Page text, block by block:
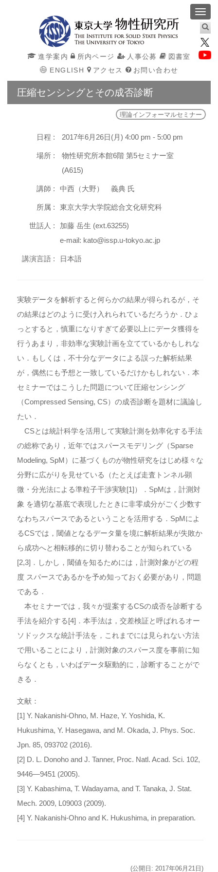
進学案内 所内ページ 人事公募
図書室
ENGLISH
アクセス お問い合わせ
圧縮センシングとその成否診断
理論インフォーマルセミナー
日程 : 2017年6月26日(月) 4:00 pm - 5:00 pm
場所 :
物性研究所本館6階 第5セミナー室
(A615)
講師 : 中西（大野） 義典 氏
所属 : 東京大学大学院総合文化研究科
世話人 :
加藤 岳生 (ext.63255)
e-mail: kato@issp.u-tokyo.ac.jp
講演言語 : 日本語
実験データを解析すると何らかの結果が得られるが，そ
の結果はどのように受け入れられているだろうか．ひょ
っとすると，慎重になりすぎて必要以上にデータ獲得を
行うあまり，非効率な実験計画を立てているかもしれな
い．もしくは，不十分なデータによる誤った解析結果
が，偶然にも予想と一致しているだけかもしれない．本
セミナーではこうした問題について圧縮センシング
（Compressed Sensing, CS）の成否診断を題材に議論し
たい．
CSとは統計科学を活用して実験計測を効率化する手法
の総称であり，近年ではスパースモデリング（Sparse
Modeling, SpM）に基づくものが物性研究をはじめ様々な
分野に広がりを見せている（たとえば走査トンネル顕
微・分光法による準粒子干渉実験[1]）．SpMは，計測対
象 を適切な基底で表現したときに非零成分がごく少数す
なわちスパースであるということを活用する．SpMによ
るCSでは，閾値となるデータ量を境に解析結果が失敗か
ら成功へと相転移的に切り替わることが知られている
[2,3]．しかし，閾値を知るためには，計測対象がどの程
度 スパースであるかを予め知っておく必要があり，問題
である．
本セミナーでは，我々が提案するCSの成否を診断する
手法を紹介する[4]．本手法は，交差検証と呼ばれるオー
ソドックスな統計手法を，これまでには見られない方法
で用いることにより，計測対象のスパース度を事前に知
らなくとも，いわばデータ駆動的に，診断することがで
きる．
文献：
[1] Y. Nakanishi-Ohno, M. Haze, Y. Yoshida, K.
Hukushima, Y. Hasegawa, and M. Okada, J. Phys. Soc.
Jpn. 85, 093702 (2016).
[2] D. L. Donoho and J. Tanner, Proc. Natl. Acad. Sci. 102,
9446—9451 (2005).
[3] Y. Kabashima, T. Wadayama, and T. Tanaka, J. Stat.
Mech. 2009, L09003 (2009).
[4] Y. Nakanishi-Ohno and K. Hukushima, in preparation.
(公開日: 2017年06月21日)